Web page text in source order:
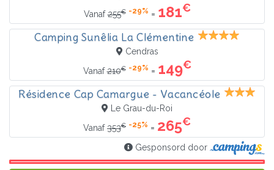
Vanaf255€ -29% = 181€
Camping Sunêlia La Clémentine
Cendras
Vanaf210€ -29% = 149€
Résidence Cap Camargue - Vacancéole
Le Grau-du-Roi
Vanaf353€ -25% = 265€
Gesponsord door